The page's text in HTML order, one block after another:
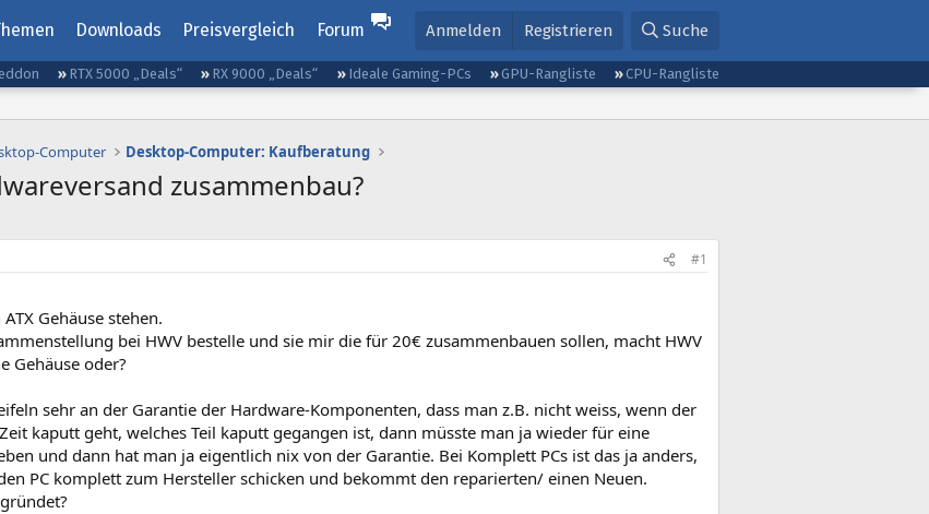
Downloads Preisvergleich Forum Anmelden Registrieren Suche
RTX 5000 „Deals“ RX 9000 „Deals“ Ideale Gaming-PCs GPU-Rangliste
CPU-Rangliste
Computer Desktop-Computer: Kaufberatung
zusammenbau?
#1
Gehäuse stehen.
bei HWV bestelle und sie mir die für 20€ zusammenbauen sollen, macht HWV
Gehäuse oder?
sehr an der Garantie der Hardware-Komponenten, dass man z.B. nicht weiss, wenn der
kaputt geht, welches Teil kaputt gegangen ist, dann müsste man ja wieder für eine
und dann hat man ja eigentlich nix von der Garantie. Bei Komplett PCs ist das ja anders,
PC komplett zum Hersteller schicken und bekommt den reparierten/ einen Neuen.